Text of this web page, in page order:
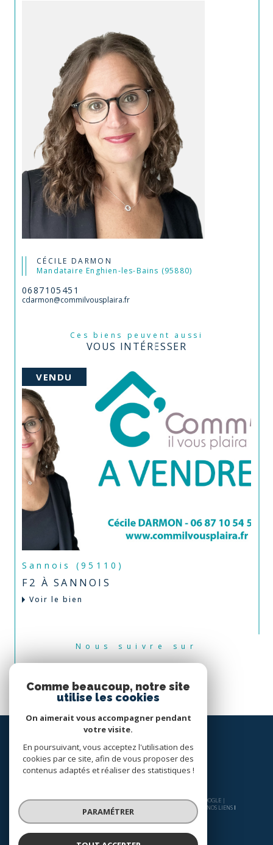
CÉCILE DARMON
Mandataire Enghien-les-Bains (95880)
0687105451
cdarmon@commilvousplaira.fr
Ces biens peuvent aussi
VOUS INTÉRESSER
VENDU
Sannois (95110)
F2 À SANNOIS
Voir le bien
Nous suivre sur
© 2026 | TOUS DROITS RÉSERVÉS | TRADUCTION POWERED BY GOOGLE |
NOS HONORAIRES
PLAN DU SITE MENTIONS LÉGALES ADMIN
NOS LIENS
POLITIQUE RGPD
Comme beaucoup, notre site
utilise les cookies
On aimerait vous accompagner pendant
votre visite.
En poursuivant, vous acceptez l'utilisation des
cookies par ce site, afin de vous proposer des
contenus adaptés et réaliser des statistiques !
PARAMÉTRER